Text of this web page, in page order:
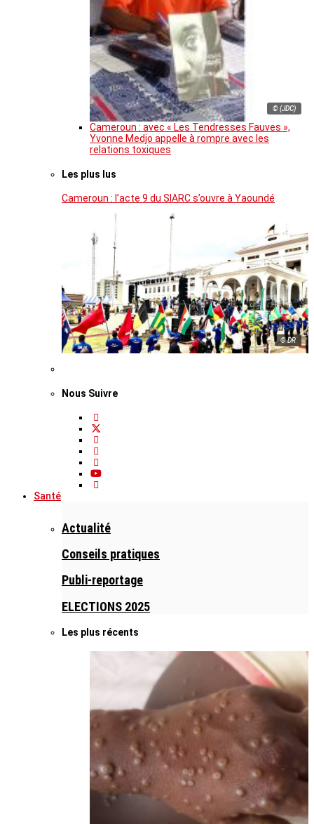
© (JDC)
Cameroun : avec « Les Tendresses Fauves »,
Yvonne Medjo appelle à rompre avec les
relations toxiques
Les plus lus
Cameroun : l’acte 9 du SIARC s’ouvre à Yaoundé
© DR
Nous Suivre
Santé
Actualité
Conseils pratiques
Publi-reportage
ELECTIONS 2025
Les plus récents